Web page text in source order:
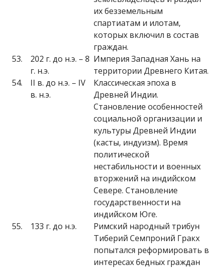
их безземельным
спартиатам и илотам,
которых включил в состав
граждан.
53.
202 г. до н.э. – 8
г. н.э.
Империя Западная Хань на
территории Древнего Китая.
54.
II в. до н.э. – IV
в. н.э.
Классическая эпоха в
Древней Индии.
Становление особенностей
социальной организации и
культуры Древней Индии
(касты, индуизм). Время
политической
нестабильности и военных
вторжений на индийском
Севере. Становление
государственности на
индийском Юге.
55.
133 г. до н.э.
Римский народный трибун
Тиберий Семпроний Гракх
попытался реформировать в
интересах бедных граждан